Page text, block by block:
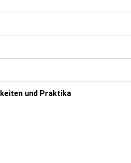
und Praktika